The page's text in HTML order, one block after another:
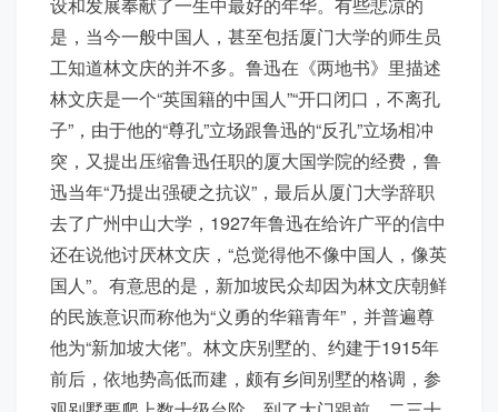
是，当今一般中国人，甚至包括厦门大学的师生员
工知道林文庆的并不多。鲁迅在《两地书》里描述
林文庆是一个“英国籍的中国人”“开口闭口，不离孔
子”，由于他的“尊孔”立场跟鲁迅的“反孔”立场相冲
突，又提出压缩鲁迅任职的厦大国学院的经费，鲁
迅当年“乃提出强硬之抗议”，最后从厦门大学辞职
去了广州中山大学，1927年鲁迅在给许广平的信中
还在说他讨厌林文庆，“总觉得他不像中国人，像英
国人”。有意思的是，新加坡民众却因为林文庆朝鲜
的民族意识而称他为“义勇的华籍青年”，并普遍尊
他为“新加坡大佬”。林文庆别墅的、约建于1915年
前后，依地势高低而建，颇有乡间别墅的格调，参